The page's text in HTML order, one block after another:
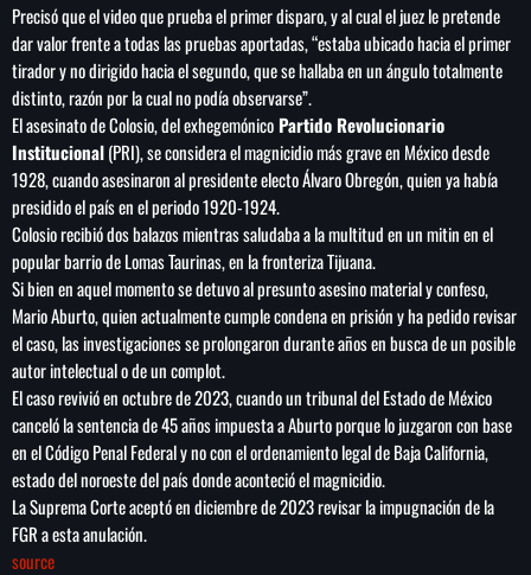
Precisó que el video que prueba el primer disparo, y al cual el juez le pretende
dar valor frente a todas las pruebas aportadas, “estaba ubicado hacia el primer
tirador y no dirigido hacia el segundo, que se hallaba en un ángulo totalmente
distinto, razón por la cual no podía observarse”.
El asesinato de Colosio, del exhegemónico Partido Revolucionario
Institucional(PRI), se considera el magnicidio más grave en México desde
1928, cuando asesinaron al presidente electo Álvaro Obregón, quien ya había
presidido el país en el periodo 1920-1924.
Colosio recibió dos balazos mientras saludaba a la multitud en un mitin en el
popular barrio de Lomas Taurinas, en la fronteriza Tijuana.
Si bien en aquel momento se detuvo al presunto asesino material y confeso,
Mario Aburto, quien actualmente cumple condena en prisión y ha pedido revisar
el caso, las investigaciones se prolongaron durante años en busca de un posible
autor intelectual o de un complot.
El caso revivió en octubre de 2023, cuando un tribunal del Estado de México
canceló la sentencia de 45 años impuesta a Aburto porque lo juzgaron con base
en el Código Penal Federal y no con el ordenamiento legal de Baja California,
estado del noroeste del país donde aconteció el magnicidio.
La Suprema Corte aceptó en diciembre de 2023 revisar la impugnación de la
FGR a esta anulación.
source